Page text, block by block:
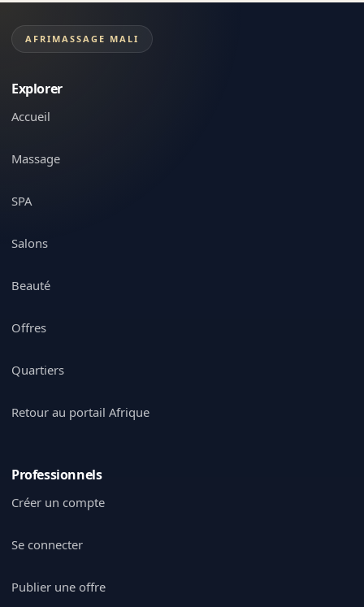
AFRIMASSAGE MALI
Explorer
Accueil
Massage
SPA
Salons
Beauté
Offres
Quartiers
Retour au portail Afrique
Professionnels
Créer un compte
Se connecter
Publier une offre